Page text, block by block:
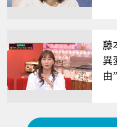
藤
異
由